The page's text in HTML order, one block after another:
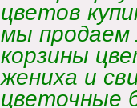
цветов
мы продаем
корзины
жениха и
цветочные